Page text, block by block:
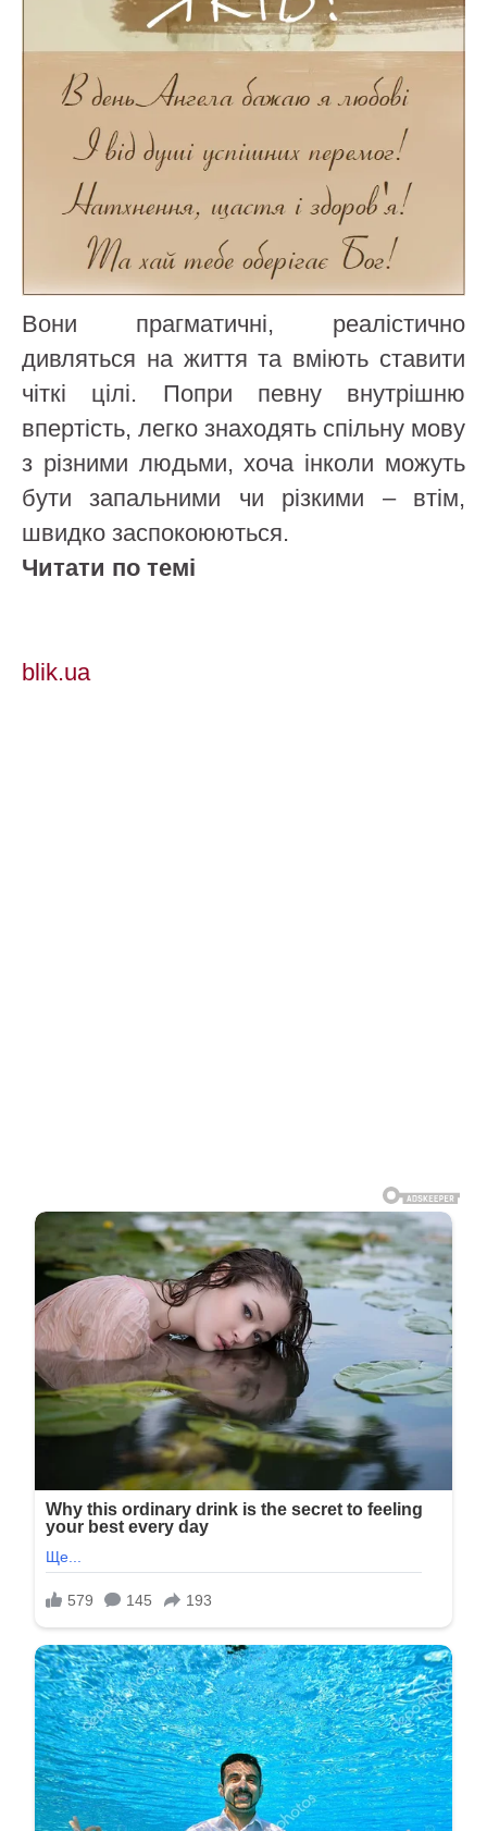
Вони прагматичні, реалістично
дивляться на життя та вміють ставити
чіткі цілі. Попри певну внутрішню
впертість, легко знаходять спільну мову
з різними людьми, хоча інколи можуть
бути запальними чи різкими – втім,
швидко заспокоюються.
Читати по темі
blik.ua